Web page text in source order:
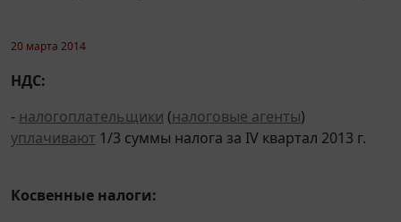
20 марта 2014
НДС:
- налогоплательщики (налоговые агенты)
уплачивают 1/3 суммы налога за IV квартал 2013 г.
Косвенные налоги: